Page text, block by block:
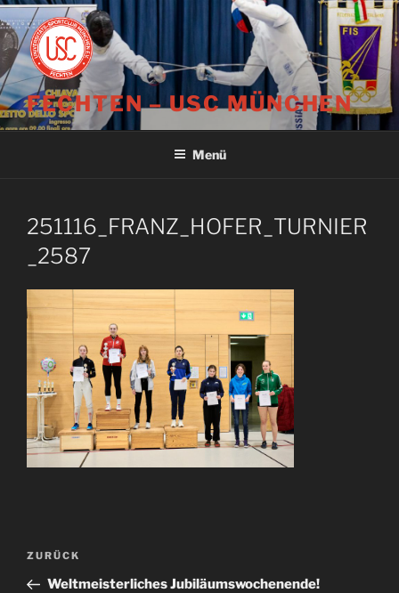
Zum
Inhalt
springen
FECHTEN – USC MÜNCHEN
Menü
251116_FRANZ_HOFER_TURNIER
_2587
Beitragsnavigation
Vorheriger
Beitrag
ZURÜCK
Weltmeisterliches Jubiläumswochenende!